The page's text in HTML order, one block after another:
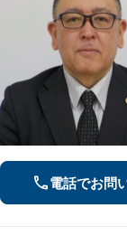
電話でお問